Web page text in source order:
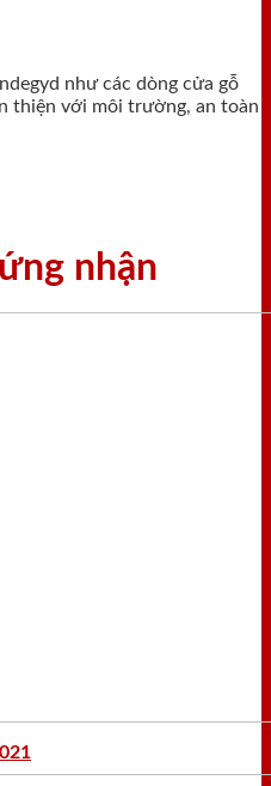
như các dòng cửa gỗ
thiện với môi trường, an toàn
nhận